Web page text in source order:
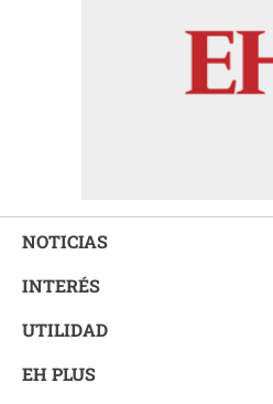
NOTICIAS
INTERÉS
UTILIDAD
EH PLUS